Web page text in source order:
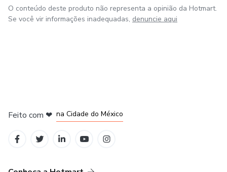
O conteúdo deste produto não representa a opinião da Hotmart.
Se você vir informações inadequadas, denuncie aqui
Feito com ❤ na Cidade do México